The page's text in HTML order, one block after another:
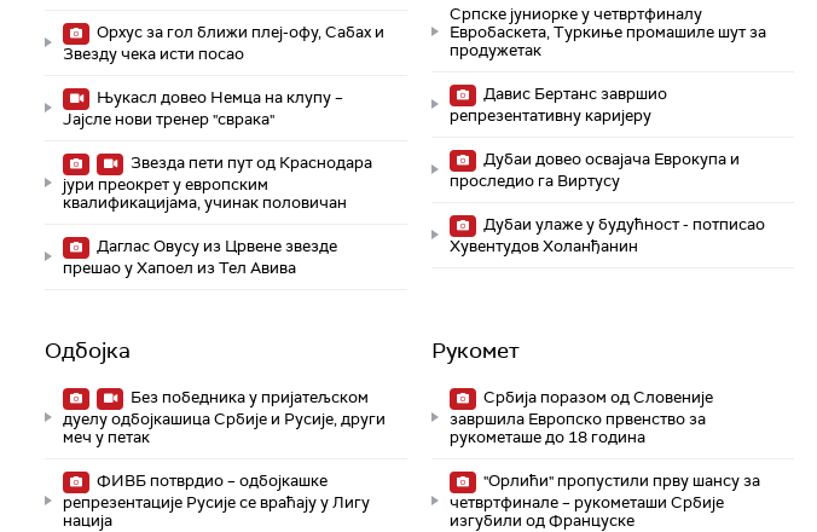
Орхус за гол ближи плеј-офу, Сабах и
Звезду чека исти посао
Њукасл довео Немца на клупу –
Јајсле нови тренер "сврака"
Звезда пети пут од Краснодара
јури преокрет у европским
квалификацијама, учинак половичан
Даглас Овусу из Црвене звезде
прешао у Хапоел из Тел Авива
Српске јуниорке у четвртфиналу
Евробаскета, Туркиње промашиле шут за
продужетак
Давис Бертанс завршио
репрезентативну каријеру
Дубаи довео освајача Еврокупа и
проследио га Виртусу
Дубаи улаже у будућност - потписао
Хувентудов Холанђанин
Одбојка
Без победника у пријатељском
дуелу одбојкашица Србије и Русије, други
меч у петак
ФИВБ потврдио – одбојкашке
репрезентације Русије се враћају у Лигу
нација
Рукомет
Србија поразом од Словеније
завршила Европско првенство за
рукометаше до 18 година
"Орлићи" пропустили прву шансу за
четвртфинале – рукометаши Србије
изгубили од Француске